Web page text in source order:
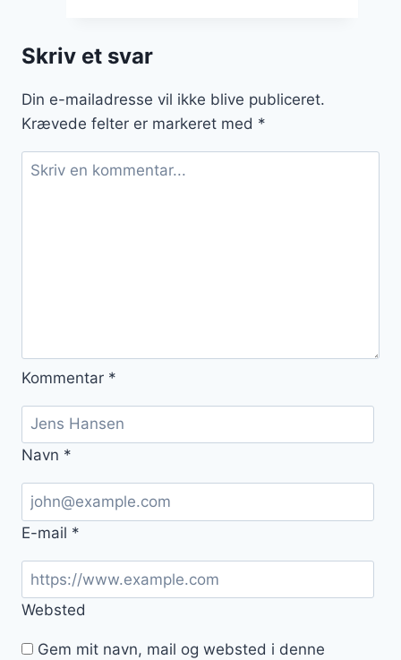
Skriv et svar
Din e-mailadresse vil ikke blive publiceret.
Krævede felter er markeret med *
Kommentar *
Navn *
E-mail *
Websted
Gem mit navn, mail og websted i denne